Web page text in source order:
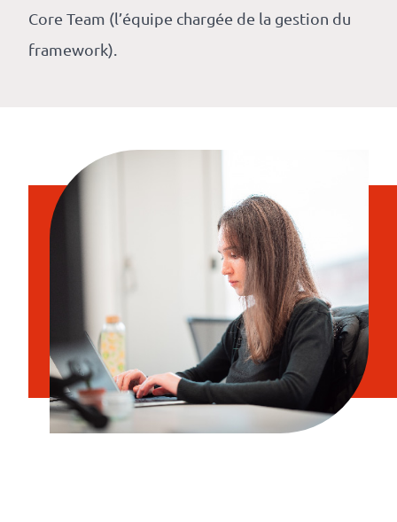
Core Team (l’équipe chargée de la gestion du
framework).